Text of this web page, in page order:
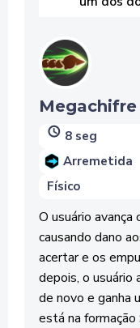
Megachifre
8 seg
Arremetida
Físico
O usuário
causando dano
acertar e os
depois, o usuário
de novo e ganha
está na